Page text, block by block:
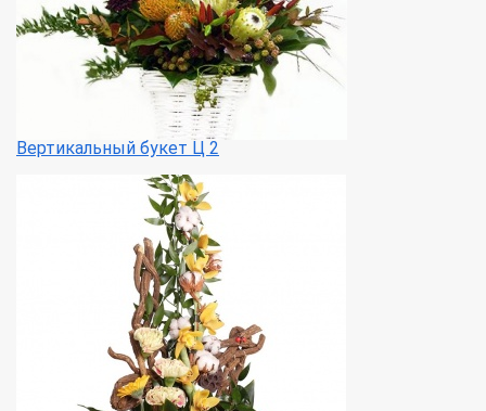
Вертикальный букет Ц 2